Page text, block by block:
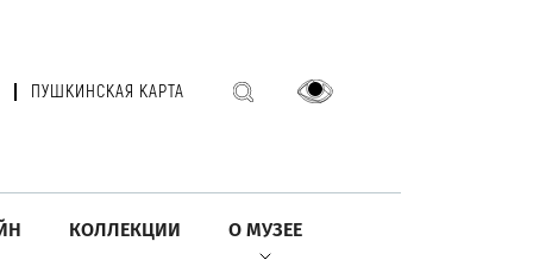
ПУШКИНСКАЯ КАРТА
КОЛЛЕКЦИИ О МУЗЕЕ